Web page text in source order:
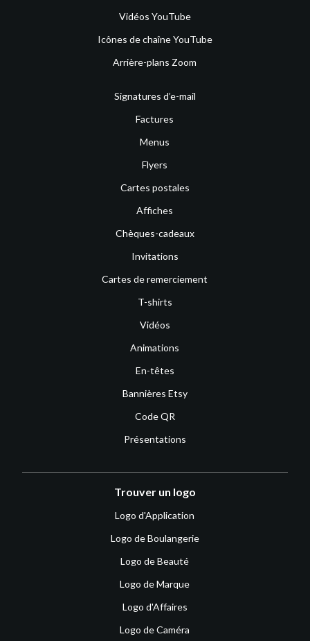
Vidéos YouTube
Icônes de chaîne YouTube
Arrière-plans Zoom
Signatures d’e-mail
Factures
Menus
Flyers
Cartes postales
Affiches
Chèques-cadeaux
Invitations
Cartes de remerciement
T-shirts
Vidéos
Animations
En-têtes
Bannières Etsy
Code QR
Présentations
Trouver un logo
Logo d'Application
Logo de Boulangerie
Logo de Beauté
Logo de Marque
Logo d'Affaires
Logo de Caméra